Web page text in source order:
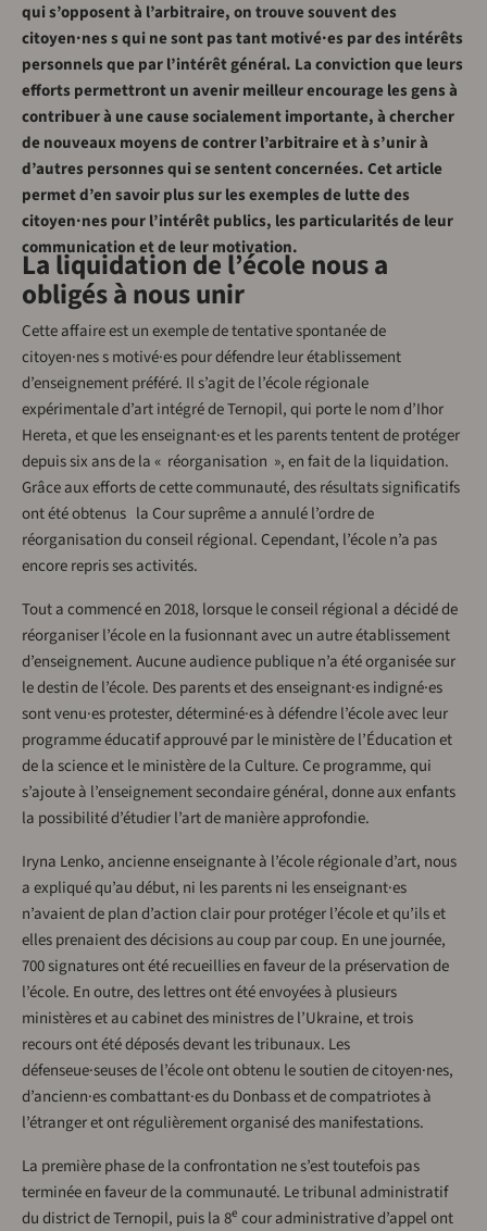
qui s’opposent à l’arbitraire, on trouve souvent des
citoyen·nes s qui ne sont pas tant motivé·es par des intérêts
personnels que par l’intérêt général. La conviction que leurs
efforts permettront un avenir meilleur encourage les gens à
contribuer à une cause socialement importante, à chercher
de nouveaux moyens de contrer l’arbitraire et à s’unir à
d’autres personnes qui se sentent concernées. Cet article
permet d’en savoir plus sur les exemples de lutte des
citoyen·nes pour l’intérêt publics, les particularités de leur
communication et de leur motivation.
La liquidation de l’école nous a
obligés à nous unir
Cette affaire est un exemple de tentative spontanée de
citoyen·nes s motivé·es pour défendre leur établissement
d’enseignement préféré. Il s’agit de l’école régionale
expérimentale d’art intégré de Ternopil, qui porte le nom d’Ihor
Hereta, et que les enseignant·es et les parents tentent de protéger
depuis six ans de la « réorganisation », en fait de la liquidation.
Grâce aux efforts de cette communauté, des résultats significatifs
ont été obtenus la Cour suprême a annulé l’ordre de
réorganisation du conseil régional. Cependant, l’école n’a pas
encore repris ses activités.
Tout a commencé en 2018, lorsque le conseil régional a décidé de
réorganiser l’école en la fusionnant avec un autre établissement
d’enseignement. Aucune audience publique n’a été organisée sur
le destin de l’école. Des parents et des enseignant·es indigné·es
sont venu·es protester, déterminé·es à défendre l’école avec leur
programme éducatif approuvé par le ministère de l’Éducation et
de la science et le ministère de la Culture. Ce programme, qui
s’ajoute à l’enseignement secondaire général, donne aux enfants
la possibilité d’étudier l’art de manière approfondie.
Iryna Lenko, ancienne enseignante à l’école régionale d’art, nous
a expliqué qu’au début, ni les parents ni les enseignant·es
n’avaient de plan d’action clair pour protéger l’école et qu’ils et
elles prenaient des décisions au coup par coup. En une journée,
700 signatures ont été recueillies en faveur de la préservation de
l’école. En outre, des lettres ont été envoyées à plusieurs
ministères et au cabinet des ministres de l’Ukraine, et trois
recours ont été déposés devant les tribunaux. Les
défenseue·seuses de l’école ont obtenu le soutien de citoyen·nes,
d’ancienn·es combattant·es du Donbass et de compatriotes à
l’étranger et ont régulièrement organisé des manifestations.
La première phase de la confrontation ne s’est toutefois pas
terminée en faveur de la communauté. Le tribunal administratif
du district de Ternopil, puis la 8e cour administrative d’appel ont